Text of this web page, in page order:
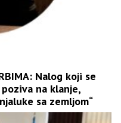
Nalog koji se
na klanje,
sa zemljom“